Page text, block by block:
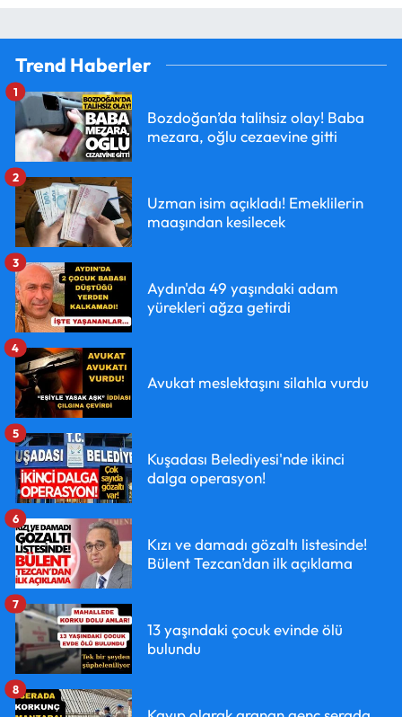
Trend Haberler
Bozdoğan’da talihsiz olay! Baba
mezara, oğlu cezaevine gitti
1
Uzman isim açıkladı! Emeklilerin
maaşından kesilecek
2
Aydın'da 49 yaşındaki adam
yürekleri ağza getirdi
3
Avukat meslektaşını silahla vurdu
4
Kuşadası Belediyesi'nde ikinci
dalga operasyon!
5
Kızı ve damadı gözaltı listesinde!
Bülent Tezcan’dan ilk açıklama
6
13 yaşındaki çocuk evinde ölü
bulundu
7
8